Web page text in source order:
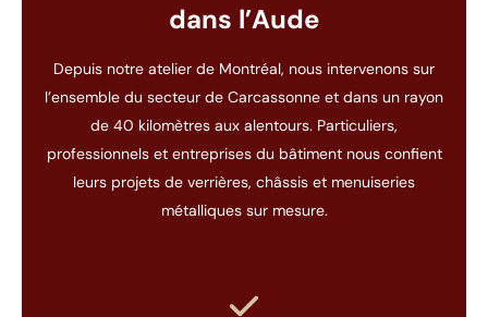
dans l’Aude
Depuis notre atelier de Montréal, nous intervenons sur
l’ensemble du secteur de Carcassonne et dans un rayon
de 40 kilomètres aux alentours. Particuliers,
professionnels et entreprises du bâtiment nous confient
leurs projets de verrières, châssis et menuiseries
métalliques sur mesure.